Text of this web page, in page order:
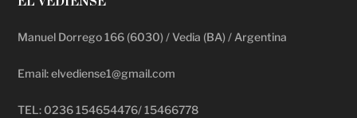
Manuel Dorrego 166 (6030) / Vedia (BA) / Argentina
Email: elvediense1@gmail.com
TEL: 0236 154654476/ 15466778